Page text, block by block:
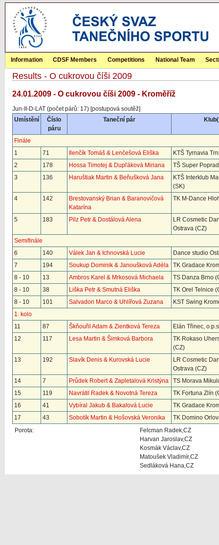
Information CDSF Members Competitions National Team
Results - O cukrovou číši 2009
24.01.2009 - O cukrovou číši 2009 - Kroměříž
Jun-II-D-LAT (počet párů: 17) [postupová soutěž]
Umístění
Číslo
páru
Taneční pár
Finále
1
71 Ilenčík Tomáš & Lenčešová Eliška
KTŠ Tyrnavia
2
178 Hossa Timotej & Dupľáková Miriana
TŠ Super
3
136 Haruštiak Martin & Beňušková Jana
KTŠ Interklub
(SK)
4
142
Brestovanský Brian & Baranovičová
Katarína
TK M-Dance
5 183 Pilz Petr & Dostálová Alena
LR Cosmetic
Ostrava (CZ)
Semifinále
6
140 Válek Jan & Ichnovská Lucie
Dance studio
7
194 Soukup Dominik & Janoušková Adéla
TK Gradace
8 - 10
13 Ambros Karel & Mrkosová Michaela
TS Danza Brno
8 - 10
38 Liška Petr & Smutná Eliška
TK Orel Telnice
8 - 10
101 Salvadori Marco & Uhlířová Zuzana
KST Swing
1. kolo
11
87 Škňouřil Adam & Zientková Tereza
Elán Třinec,
12
117 Lesa Martin & Šimková Barbora
TK Rokaso
(CZ)
13
192 Slavík Denis & Kurovská Lucie
LR Cosmetic
Ostrava (CZ)
14
7 Průdek Robert & Zapletalová Kristýna
TS Morava
15
119 Navrátil Radek & Novotná Tereza
TK Fortuna Zlín
16
41 Vybíral Jakub & Bakalová Lucie
TK Gradace
17
43 Sobotík Martin & Hošovská Veronika
TK Domino
Porota:
Felcman Radek,CZ
Harvan Jaroslav,CZ
Kosmák Václav,CZ
Matoušek Vladimír,CZ
Sedláková Hana,CZ